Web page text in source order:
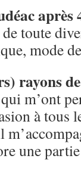
de toute
mode
rayons
m’ont
à tous
une